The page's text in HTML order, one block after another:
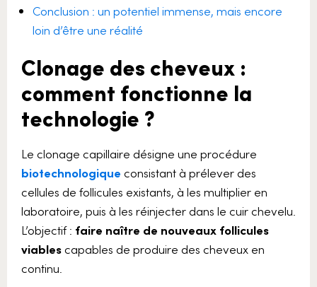
Conclusion : un potentiel immense, mais encore
loin d’être une réalité
Clonage des cheveux :
comment fonctionne la
technologie ?
Le clonage capillaire désigne une procédure
biotechnologique consistant à prélever des
cellules de follicules existants, à les multiplier en
laboratoire, puis à les réinjecter dans le cuir chevelu.
L’objectif : faire naître de nouveaux follicules
viablescapables de produire des cheveux en
continu.